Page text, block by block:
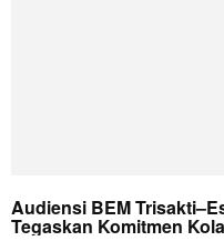
Audiensi BEM
Tegaskan Komitmen